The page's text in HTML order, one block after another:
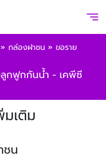
» กล่องฝาชน » ขอราย
ลูกฟูกกันน้ำ - เคพีซี
มเติม
ชน